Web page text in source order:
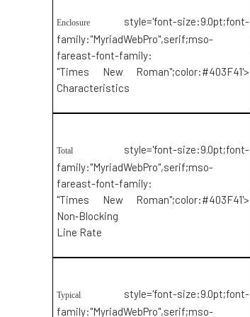
Enclosurestyle='font-size:9.0pt;font-
family:"MyriadWebPro",serif;mso-
fareast-font-family:
"Times New Roman";color:#403F41'>
Characteristics
Totalstyle='font-size:9.0pt;font-
family:"MyriadWebPro",serif;mso-
fareast-font-family:
"Times New Roman";color:#403F41'>
Non‑Blocking
Line Rate
Typicalstyle='font-size:9.0pt;font-
family:"MyriadWebPro",serif;mso-